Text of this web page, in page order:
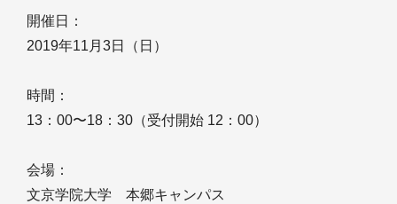
開催日：
2019年11月3日（日）
時間：
13：00〜18：30（受付開始 12：00）
会場：
文京学院大学 本郷キャンパス